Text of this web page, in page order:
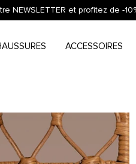
NEWSLETTER et profitez de -
ACCESSOIRES